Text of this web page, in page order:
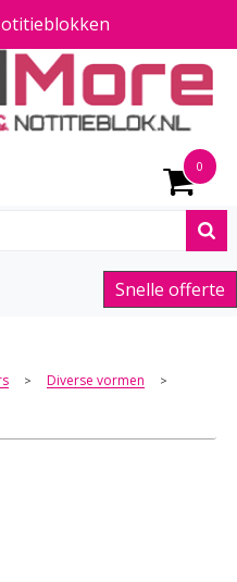
0
Snelle offerte
> Diverse vormen >